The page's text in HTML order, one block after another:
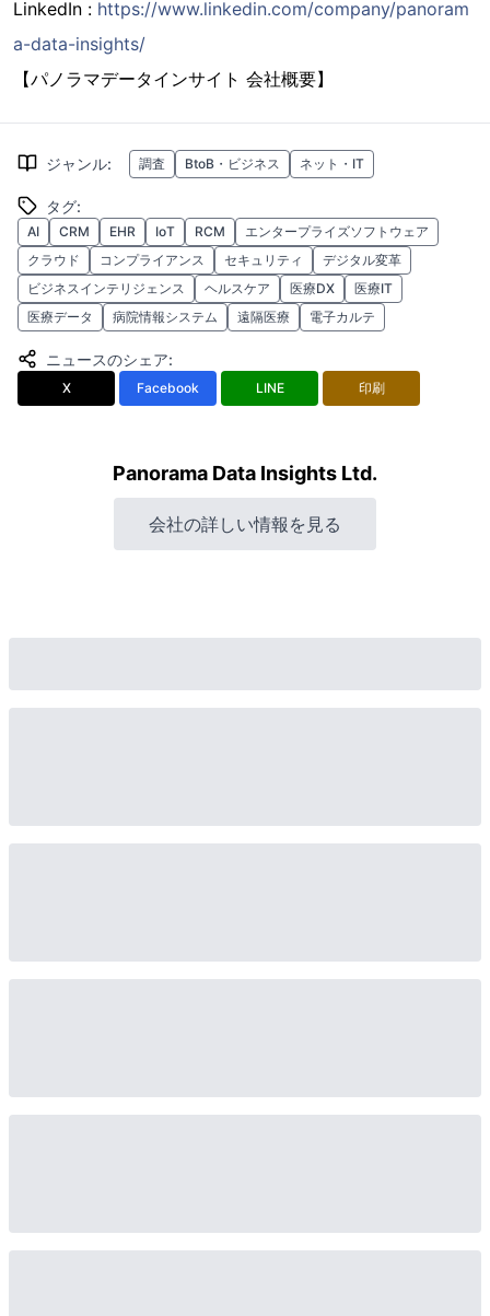
LinkedIn : https://www.linkedin.com/company/panoram
a-data-insights/
【パノラマデータインサイト 会社概要】
ジャンル: 調査 BtoB・ビジネス ネット・IT
タグ:
AI CRM EHR IoT RCM
エンタープライズソフトウェア
クラウド
コンプライアンス セキュリティ
デジタル変革
ビジネスインテリジェンス
ヘルスケア 医療DX
医療IT
医療データ
病院情報システム 遠隔医療 電子カルテ
ニュースのシェア:
X Facebook LINE 印刷
Panorama Data Insights Ltd.
会社の詳しい情報を見る